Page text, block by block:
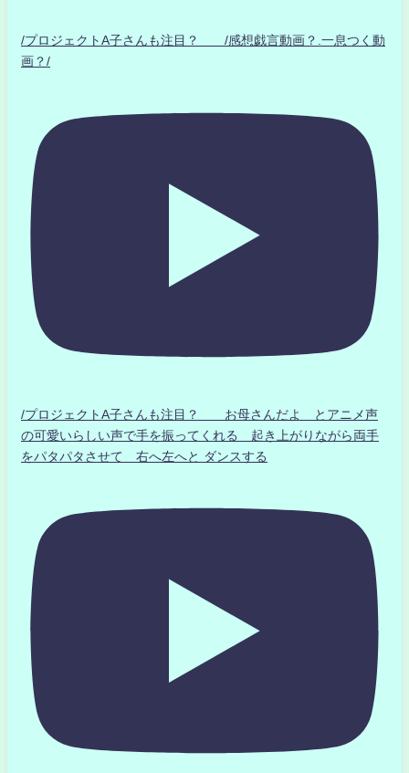
/プロジェクトA子さんも注目？ /感想戯言動画？.一息つく動
画？/
/プロジェクトA子さんも注目？ お母さんだよ とアニメ声
の可愛いらしい声で手を振ってくれる 起き上がりながら両手
をパタパタさせて 右へ左へと ダンスする